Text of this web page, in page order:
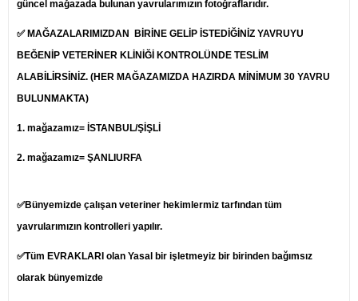
güncel mağazada bulunan yavrularımızın fotoğraflarıdır.
✅ MAĞAZALARIMIZDAN BİRİNE GELİP İSTEDİĞİNİZ YAVRUYU
BEĞENİP VETERİNER KLİNİĞİ KONTROLÜNDE TESLİM
ALABİLİRSİNİZ. (HER MAĞAZAMIZDA HAZIRDA MİNİMUM 30 YAVRU
BULUNMAKTA)
1. mağazamız= İSTANBUL/ŞİŞLİ
2. mağazamız= ŞANLIURFA
✅Bünyemizde çalışan veteriner hekimlermiz tarfından tüm
yavrularımızın kontrolleri yapılır.
✅Tüm EVRAKLARI olan Yasal bir işletmeyiz bir birinden bağımsız
olarak bünyemizde